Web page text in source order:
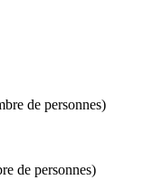
de personnes)
de personnes)